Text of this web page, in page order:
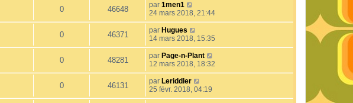
0 46648 par 1men1
24 mars 2018, 21:44
0 46371 par Hugues
14 mars 2018, 15:35
0 48281 par Page-n-Plant
12 mars 2018, 18:32
0 46131 par Leriddler
25 févr. 2018, 04:19